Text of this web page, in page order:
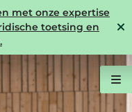
met onze expertise
toetsing en